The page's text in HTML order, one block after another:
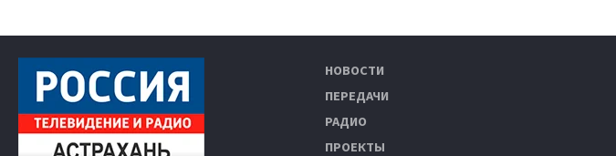
НОВОСТИ
ПЕРЕДАЧИ
РАДИО
ПРОЕКТЫ